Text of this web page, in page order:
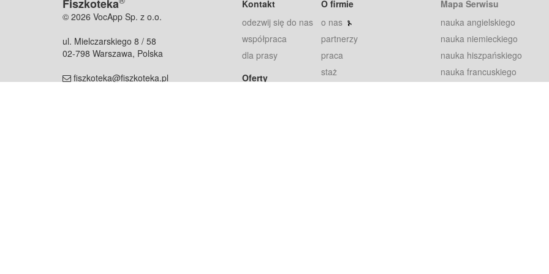
Fiszkoteka
© 2026 VocApp Sp. z o.o.
ul. Mielczarskiego 8 / 58
02-798 Warszawa, Polska
fiszkoteka@fiszkoteka.pl
Kontakt
odezwij się do nas
współpraca
dla prasy
Oferty
O firmie
o nas
partnerzy
praca
staż
Mapa Serwisu
nauka angielskiego
nauka niemieckiego
nauka hiszpańskiego
nauka francuskiego